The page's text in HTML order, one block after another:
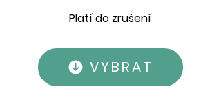
Platí do zrušení
VYBRAT